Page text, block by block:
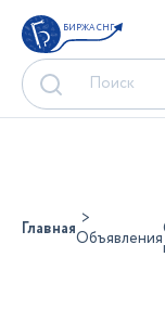
БИРЖА СНГ
ГлавнаяОбъявления